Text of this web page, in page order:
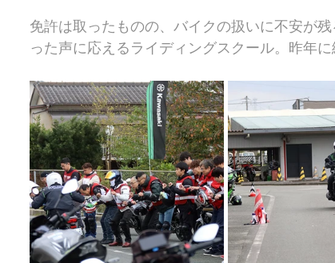
免許は取ったものの、バイクの扱いに不安が
った声に応えるライディングスクール。昨年に